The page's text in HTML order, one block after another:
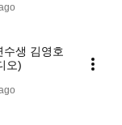
생 김영호
오)